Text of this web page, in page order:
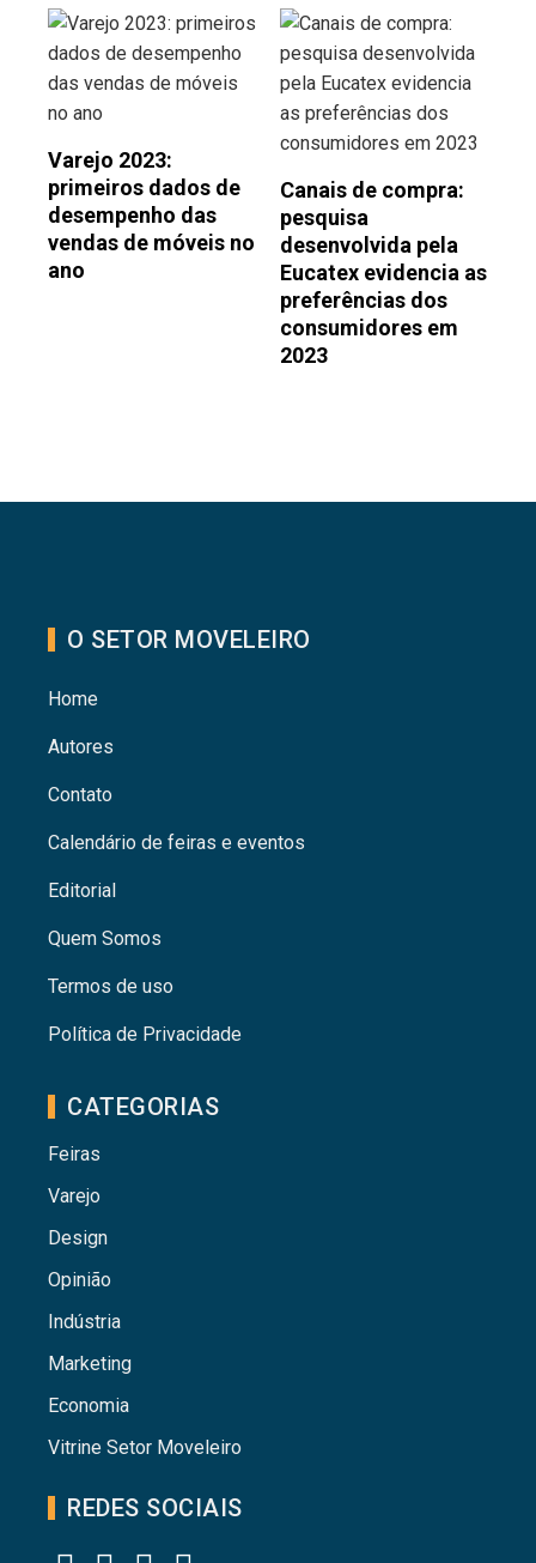
Varejo 2023:
primeiros dados de
desempenho das
vendas de móveis no
ano
Canais de compra:
pesquisa
desenvolvida pela
Eucatex evidencia as
preferências dos
consumidores em
2023
O SETOR MOVELEIRO
Home
Autores
Contato
Calendário de feiras e eventos
Editorial
Quem Somos
Termos de uso
Política de Privacidade
CATEGORIAS
Feiras
Varejo
Design
Opinião
Indústria
Marketing
Economia
Vitrine Setor Moveleiro
REDES SOCIAIS